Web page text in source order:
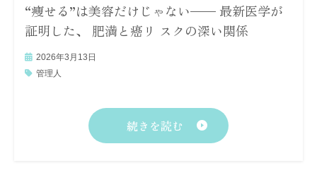
“痩せる”は美容だけじゃない—— 最新医学が
証明した、 肥満と癌リ スクの深い関係
2026年3月13日
管理人
続きを読む